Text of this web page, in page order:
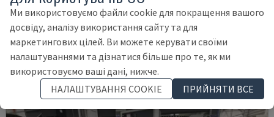
НІМЕЧЧИНА 2018
Ми використовуємо файли cookie для покращення вашого
досвіду, аналізу використання сайту та для
маркетингових цілей. Ви можете керувати своїми
налаштуваннями та дізнатися більше про те, як ми
використовуємо ваші дані, нижче.
НАЛАШТУВАННЯ COOKIE
ПРИЙНЯТИ ВСЕ